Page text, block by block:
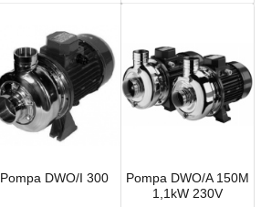
Pompa DWO/I 300
Pompa DWO/A 150M
1,1kW 230V